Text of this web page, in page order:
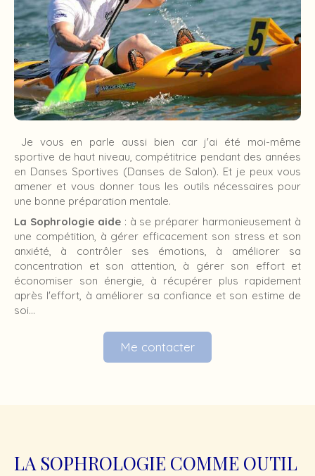
Je vous en parle aussi bien car j'ai été moi-même
sportive de haut niveau, compétitrice pendant des années
en Danses Sportives (Danses de Salon). Et je peux vous
amener et vous donner tous les outils nécessaires pour
une bonne préparation mentale.
La Sophrologie aide: à se préparer harmonieusement à
une compétition, à gérer efficacement son stress et son
anxiété, à contrôler ses émotions, à améliorer sa
concentration et son attention, à gérer son effort et
économiser son énergie, à récupérer plus rapidement
après l'effort, à améliorer sa confiance et son estime de
soi...
Me contacter
LA SOPHROLOGIE COMME OUTIL